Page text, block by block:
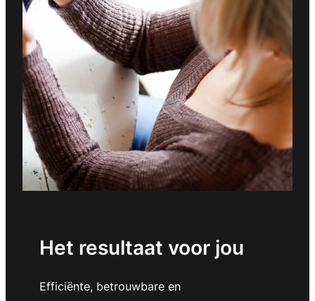
Het resultaat voor jou
Efficiënte, betrouwbare en